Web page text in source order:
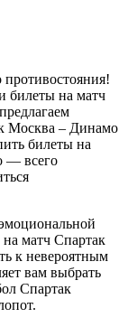
противостояния!
билеты на матч
Москва – Динамо
билеты на
— всего
матч Спартак
к невероятным
вам выбрать
Спартак